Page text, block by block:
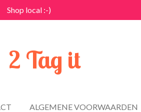
Shop local :-)
2 Tag it
ALGEMENE VOORWAARDEN